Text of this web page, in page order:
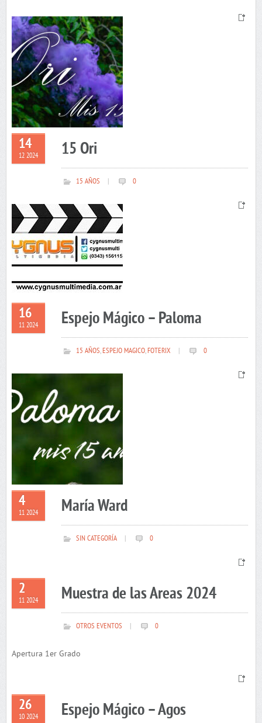
14
12 2024 15 Ori
15 AÑOS 0
16
11 2024 Espejo Mágico – Paloma
15 AÑOS,ESPEJO MAGICO,FOTERIX 0
4
11 2024 María Ward
SIN CATEGORÍA 0
2
11 2024 Muestra de las Areas 2024
OTROS EVENTOS 0
Apertura 1er Grado
26
10 2024 Espejo Mágico – Agos